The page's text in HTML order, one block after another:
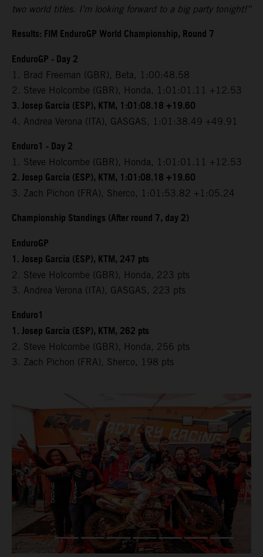
two world titles. I’m looking forward to a big party tonight!”
Results: FIM EnduroGP World Championship, Round 7
EnduroGP - Day 2
1. Brad Freeman (GBR), Beta, 1:00:48.58
2. Steve Holcombe (GBR), Honda, 1:01:01.11 +12.53
3. Josep Garcia (ESP), KTM, 1:01:08.18 +19.60
4. Andrea Verona (ITA), GASGAS, 1:01:38.49 +49.91
Enduro1 - Day 2
1. Steve Holcombe (GBR), Honda, 1:01:01.11 +12.53
2. Josep Garcia (ESP), KTM, 1:01:08.18 +19.60
3. Zach Pichon (FRA), Sherco, 1:01:53.82 +1:05.24
Championship Standings (After round 7, day 2)
EnduroGP
1. Josep Garcia (ESP), KTM, 247 pts
2. Steve Holcombe (GBR), Honda, 223 pts
3. Andrea Verona (ITA), GASGAS, 223 pts
Enduro1
1. Josep Garcia (ESP), KTM, 262 pts
2. Steve Holcombe (GBR), Honda, 256 pts
3. Zach Pichon (FRA), Sherco, 198 pts